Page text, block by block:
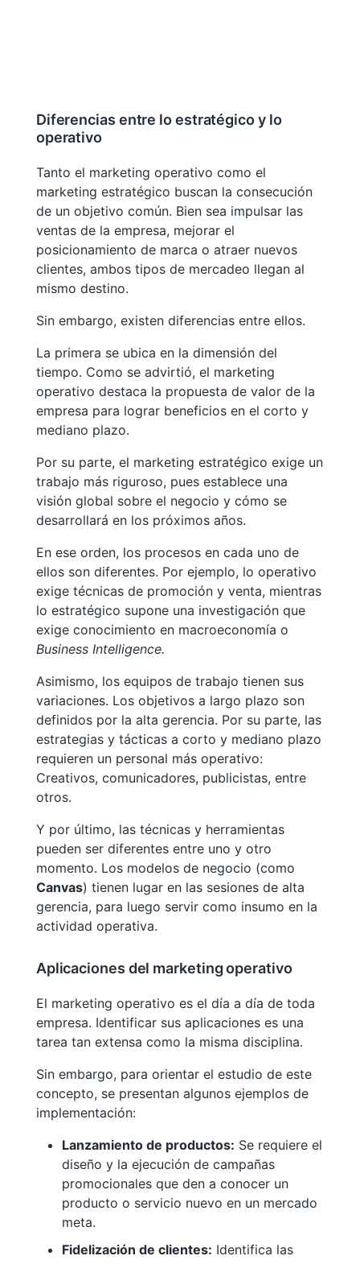
Diferencias entre lo estratégico y lo
operativo
Tanto el marketing operativo como el
marketing estratégico buscan la consecución
de un objetivo común. Bien sea impulsar las
ventas de la empresa, mejorar el
posicionamiento de marca o atraer nuevos
clientes, ambos tipos de mercadeo llegan al
mismo destino.
Sin embargo, existen diferencias entre ellos.
La primera se ubica en la dimensión del
tiempo. Como se advirtió, el marketing
operativo destaca la propuesta de valor de la
empresa para lograr beneficios en el corto y
mediano plazo.
Por su parte, el marketing estratégico exige un
trabajo más riguroso, pues establece una
visión global sobre el negocio y cómo se
desarrollará en los próximos años.
En ese orden, los procesos en cada uno de
ellos son diferentes. Por ejemplo, lo operativo
exige técnicas de promoción y venta, mientras
lo estratégico supone una investigación que
exige conocimiento en macroeconomía o
Business Intelligence.
Asimismo, los equipos de trabajo tienen sus
variaciones. Los objetivos a largo plazo son
definidos por la alta gerencia. Por su parte, las
estrategias y tácticas a corto y mediano plazo
requieren un personal más operativo:
Creativos, comunicadores, publicistas, entre
otros.
Y por último, las técnicas y herramientas
pueden ser diferentes entre uno y otro
momento. Los modelos de negocio (como
Canvas) tienen lugar en las sesiones de alta
gerencia, para luego servir como insumo en la
actividad operativa.
Aplicaciones del marketing operativo
El marketing operativo es el día a día de toda
empresa. Identificar sus aplicaciones es una
tarea tan extensa como la misma disciplina.
Sin embargo, para orientar el estudio de este
concepto, se presentan algunos ejemplos de
implementación:
Lanzamiento de productos: Se requiere el
diseño y la ejecución de campañas
promocionales que den a conocer un
producto o servicio nuevo en un mercado
meta.
Fidelización de clientes: Identifica las